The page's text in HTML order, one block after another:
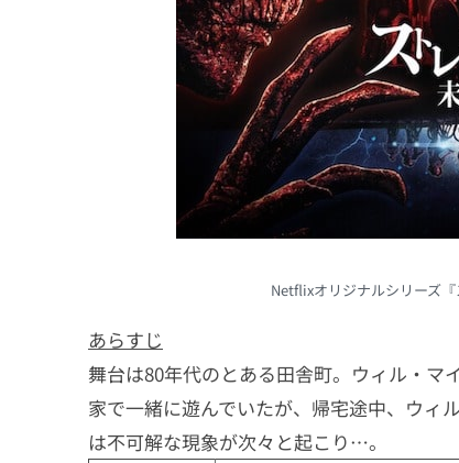
Netflixオリジナルシリーズ
あらすじ
舞台は80年代のとある田舎町。ウィル・マ
家で一緒に遊んでいたが、帰宅途中、ウィ
は不可解な現象が次々と起こり…。